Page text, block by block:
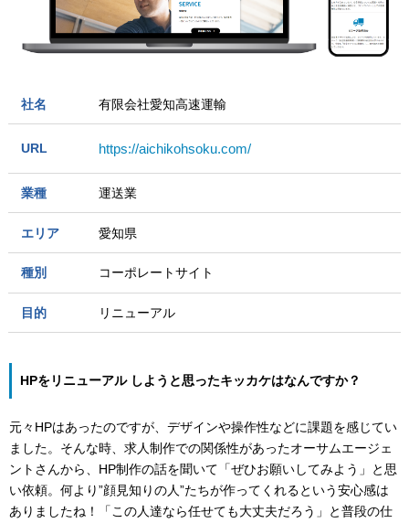
社名 有限会社愛知高速運輸
URL https://aichikohsoku.com/
業種 運送業
エリア 愛知県
種別 コーポレートサイト
目的 リニューアル
HPをリニューアル しようと思ったキッカケはなんですか？
元々HPはあったのですが、デザインや操作性などに課題を感じてい
ました。そんな時、求人制作での関係性があったオーサムエージェ
ントさんから、HP制作の話を聞いて「ぜひお願いしてみよう」と思
い依頼。何より”顔見知りの人”たちが作ってくれるという安心感は
ありましたね！「この人達なら任せても大丈夫だろう」と普段の仕